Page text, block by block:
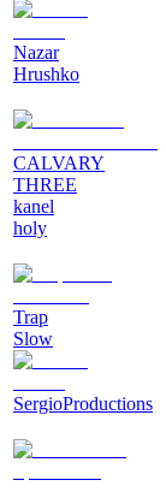
Nazar
Hrushko
CALVARY
THREE
kanel
holy
Trap
Slow
SergioProductions